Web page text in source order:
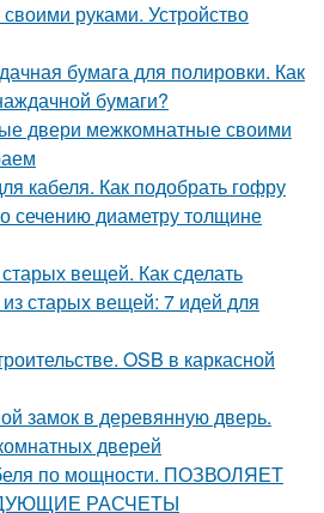
своими руками. Устройство
бумага для полировки. Как
бумаги?
двери межкомнатные своими
кабеля. Как подобрать гофру
сечению диаметру толщине
вещей. Как сделать
старых вещей: 7 идей для
OSB в каркасной
замок в деревянную дверь.
дверей
по мощности. ПОЗВОЛЯЕТ
РАСЧЕТЫ